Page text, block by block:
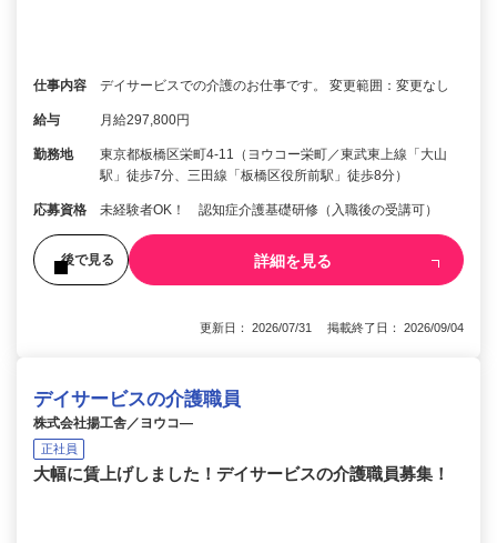
仕事内容 デイサービスでの介護のお仕事です。 変更範囲：変更なし
給与 月給297,800円
勤務地
東京都板橋区栄町4-11（ヨウコー栄町／東武東上線「大山
駅」徒歩7分、三田線「板橋区役所前駅」徒歩8分）
応募資格 未経験者OK！ 認知症介護基礎研修（入職後の受講可）
後で見る 詳細を見る
更新日： 2026/07/31 掲載終了日： 2026/09/04
デイサービスの介護職員
株式会社揚工舎／ヨウコ―
正社員
大幅に賃上げしました！デイサービスの介護職員募集！